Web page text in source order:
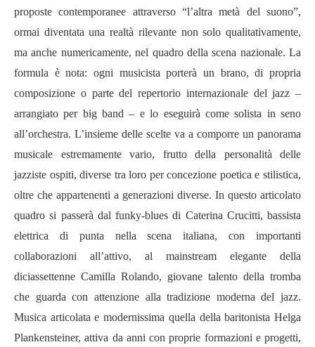
proposte contemporanee attraverso “l’altra metà del suono”,
ormai diventata una realtà rilevante non solo qualitativamente,
ma anche numericamente, nel quadro della scena nazionale. La
formula è nota: ogni musicista porterà un brano, di propria
composizione o parte del repertorio internazionale del jazz –
arrangiato per big band – e lo eseguirà come solista in seno
all’orchestra. L’insieme delle scelte va a comporre un panorama
musicale estremamente vario, frutto della personalità delle
jazziste ospiti, diverse tra loro per concezione poetica e stilistica,
oltre che appartenenti a generazioni diverse. In questo articolato
quadro si passerà dal funky-blues di Caterina Crucitti, bassista
elettrica di punta nella scena italiana, con importanti
collaborazioni all’attivo, al mainstream elegante della
diciassettenne Camilla Rolando, giovane talento della tromba
che guarda con attenzione alla tradizione moderna del jazz.
Musica articolata e modernissima quella della baritonista Helga
Plankensteiner, attiva da anni con proprie formazioni e progetti,